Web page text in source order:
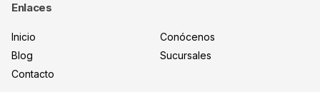
Enlaces
Inicio
Conócenos
Blog
Sucursales
Contacto